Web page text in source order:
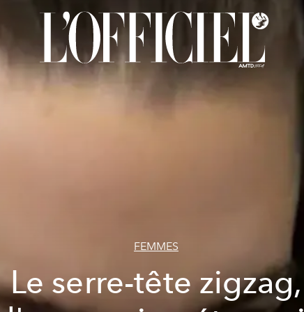
FEMMES
Le serre-tête zigzag,